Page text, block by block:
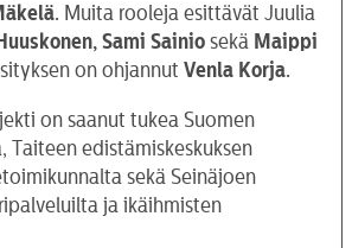
Muita rooleja esittävät Juulia
Sami Sainio sekä Maippi
on ohjannut Venla Korja.
on saanut tukea Suomen
Taiteen edistämiskeskuksen
sekä Seinäjoen
ja ikäihmisten